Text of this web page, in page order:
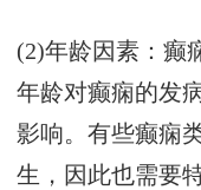
(2)年龄因素：癫
年龄对癫痫的发
影响。有些癫痫
生，因此也需要